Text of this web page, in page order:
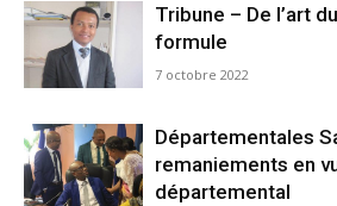
Tribune – De l’art
formule
7 octobre 2022
Départementales
remaniements en
départemental